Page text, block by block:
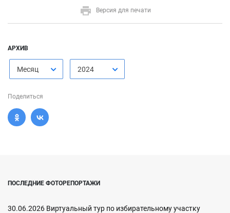
Версия для печати
АРХИВ
Месяц 2024
Поделиться
ПОСЛЕДНИЕ ФОТОРЕПОРТАЖИ
30.06.2026 Виртуальный тур по избирательному участку